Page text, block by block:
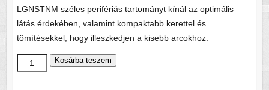
LGNSTNM széles perifériás tartományt kínál az optimális
látás érdekében, valamint kompaktabb kerettel és
tömítésekkel, hogy illeszkedjen a kisebb arcokhoz.
Nest
Pro
Kosárba teszem